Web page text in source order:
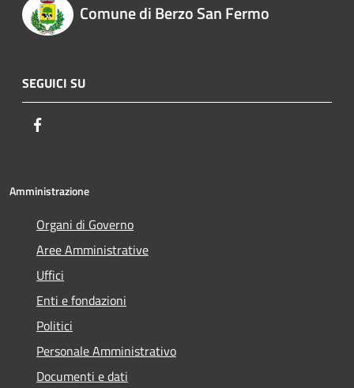
Comune di Berzo San Fermo
SEGUICI SU
Amministrazione
Organi di Governo
Aree Amministrative
Uffici
Enti e fondazioni
Politici
Personale Amministrativo
Documenti e dati